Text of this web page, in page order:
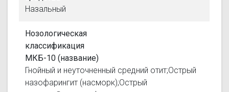
Назальный
Нозологическая
классификация
МКБ-10 (название)
Гнойный и неуточненный средний отит;Острый
назофарингит (насморк);Острый